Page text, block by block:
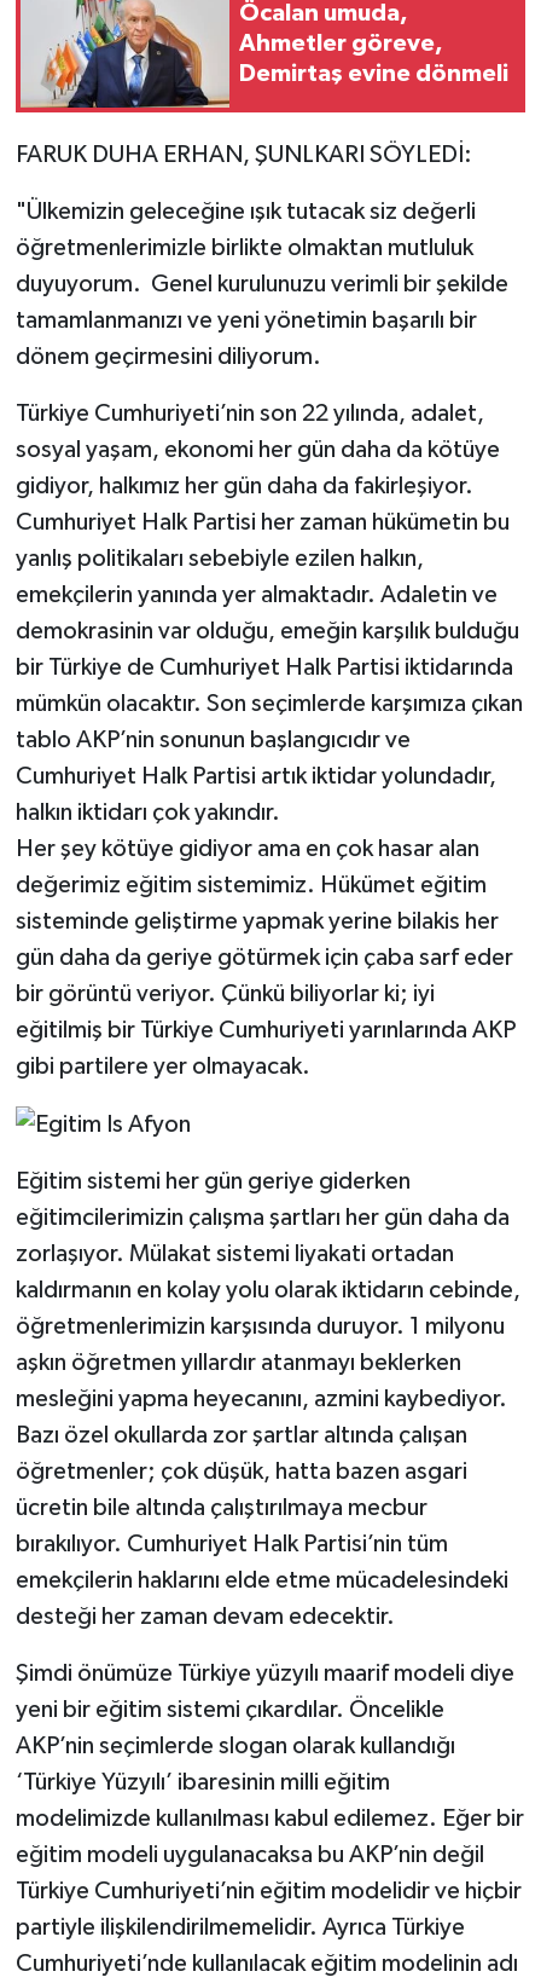
Öcalan umuda,
Ahmetler göreve,
Demirtaş evine dönmeli
FARUK DUHA ERHAN, ŞUNLKARI SÖYLEDİ:
"Ülkemizin geleceğine ışık tutacak siz değerli
öğretmenlerimizle birlikte olmaktan mutluluk
duyuyorum. Genel kurulunuzu verimli bir şekilde
tamamlanmanızı ve yeni yönetimin başarılı bir
dönem geçirmesini diliyorum.
Türkiye Cumhuriyeti’nin son 22 yılında, adalet,
sosyal yaşam, ekonomi her gün daha da kötüye
gidiyor, halkımız her gün daha da fakirleşiyor.
Cumhuriyet Halk Partisi her zaman hükümetin bu
yanlış politikaları sebebiyle ezilen halkın,
emekçilerin yanında yer almaktadır. Adaletin ve
demokrasinin var olduğu, emeğin karşılık bulduğu
bir Türkiye de Cumhuriyet Halk Partisi iktidarında
mümkün olacaktır. Son seçimlerde karşımıza çıkan
tablo AKP’nin sonunun başlangıcıdır ve
Cumhuriyet Halk Partisi artık iktidar yolundadır,
halkın iktidarı çok yakındır.
Her şey kötüye gidiyor ama en çok hasar alan
değerimiz eğitim sistemimiz. Hükümet eğitim
sisteminde geliştirme yapmak yerine bilakis her
gün daha da geriye götürmek için çaba sarf eder
bir görüntü veriyor. Çünkü biliyorlar ki; iyi
eğitilmiş bir Türkiye Cumhuriyeti yarınlarında AKP
gibi partilere yer olmayacak.
Eğitim sistemi her gün geriye giderken
eğitimcilerimizin çalışma şartları her gün daha da
zorlaşıyor. Mülakat sistemi liyakati ortadan
kaldırmanın en kolay yolu olarak iktidarın cebinde,
öğretmenlerimizin karşısında duruyor. 1 milyonu
aşkın öğretmen yıllardır atanmayı beklerken
mesleğini yapma heyecanını, azmini kaybediyor.
Bazı özel okullarda zor şartlar altında çalışan
öğretmenler; çok düşük, hatta bazen asgari
ücretin bile altında çalıştırılmaya mecbur
bırakılıyor. Cumhuriyet Halk Partisi’nin tüm
emekçilerin haklarını elde etme mücadelesindeki
desteği her zaman devam edecektir.
Şimdi önümüze Türkiye yüzyılı maarif modeli diye
yeni bir eğitim sistemi çıkardılar. Öncelikle
AKP’nin seçimlerde slogan olarak kullandığı
‘Türkiye Yüzyılı’ ibaresinin milli eğitim
modelimizde kullanılması kabul edilemez. Eğer bir
eğitim modeli uygulanacaksa bu AKP’nin değil
Türkiye Cumhuriyeti’nin eğitim modelidir ve hiçbir
partiyle ilişkilendirilmemelidir. Ayrıca Türkiye
Cumhuriyeti’nde kullanılacak eğitim modelinin adı